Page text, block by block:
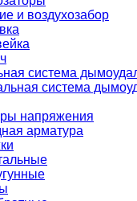
и воздухозабор
система
система
напряжения
арматура